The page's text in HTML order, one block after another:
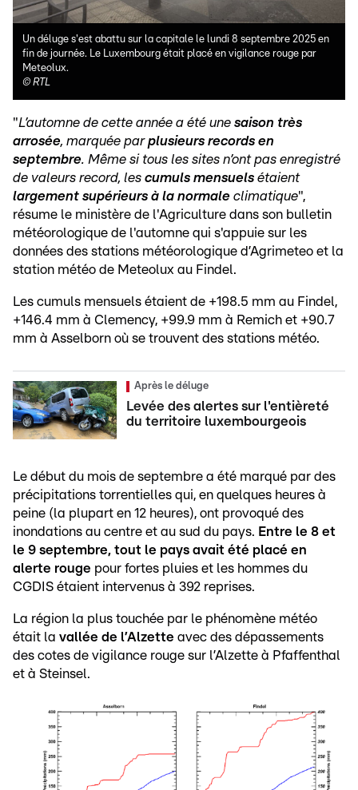
Un déluge s'est abattu sur la capitale le lundi 8 septembre 2025 en
fin de journée. Le Luxembourg était placé en vigilance rouge par
Meteolux.
© RTL
"L’automne de cette année a été une saison très
arrosée, marquée parplusieurs records en
septembre. Même si tous les sites n’ont pas enregistré
de valeurs record, les cumuls mensuels étaient
largement supérieurs à la normale climatique",
résume le ministère de l'Agriculture dans son bulletin
météorologique de l'automne qui s'appuie sur les
données des stations météorologique d’Agrimeteo et la
station météo de Meteolux au Findel.
Les cumuls mensuels étaient de +198.5 mm au Findel,
+146.4 mm à Clemency, +99.9 mm à Remich et +90.7
mm à Asselborn où se trouvent des stations météo.
Après le déluge
Levée des alertes sur l'entièreté
du territoire luxembourgeois
Le début du mois de septembre a été marqué par des
précipitations torrentielles qui, en quelques heures à
peine (la plupart en 12 heures), ont provoqué des
inondations au centre et au sud du pays. Entre le 8 et
le 9 septembre, tout le pays avait été placé en
alerte rouge pour fortes pluies et les hommes du
CGDIS étaient intervenus à 392 reprises.
La région la plus touchée par le phénomène météo
était la vallée de l’Alzette avec des dépassements
des cotes de vigilance rouge sur l’Alzette à Pfaffenthal
et à Steinsel.